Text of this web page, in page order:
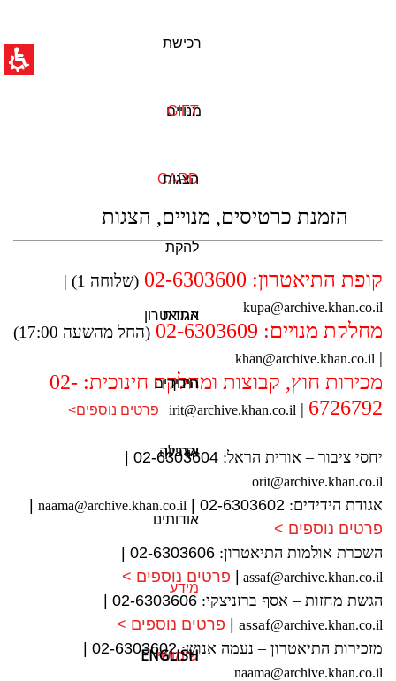
רכישת
מנויים
GIFT
CARD
הצגות
להקת
התיאטרון
אגודת
הידידים
חינוך
וקהילה
ארכיון
אודותינו
מידע
שימושי
ENGLISH
באפשרותך
כדי
לדלג
הבא
הזמנת כרטיסים, מנויים, הצגות
קופת התיאטרון: 02-6303600 (שלוחה 1) |
kupa@archive.khan.co.il
מחלקת מנויים: 02-6303609
(החל מהשעה 17:00)
|
khan@archive.khan.co.il
מכירות חוץ, קבוצות ומחלקה חינוכית: 02-
6726792
|
irit@archive.khan.co.il
| פרטים נוספים>
יחסי ציבור – אורית הראל:
orit@archive.khan.co.il
אגודת הידידים: naama@archive.khan.co.il
פרטים נוספים >
השכרת אולמות התיאטרון:
assaf@archive.khan.co.il
פרטים נוספים >
הגשת מחזות – אסף ברזניצקי:
assaf@archive.khan.co.il
פרטים נוספים >
מזכירות התיאטרון – נעמה אנוש:02-6303602 |
naama@archive.khan.co.il